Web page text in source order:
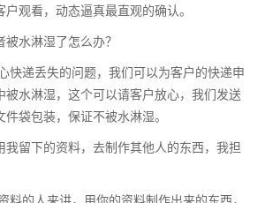
观看，动态逼真最直观的确认。
水淋湿了怎么办？
快递丢失的问题，我们可以为客户的快递申
被水淋湿，这个可以请客户放心，我们发送
袋包装，保证不被水淋湿。
我留下的资料，去制作其他人的东西，我担
料的人来讲，用你的资料制作出来的东西，